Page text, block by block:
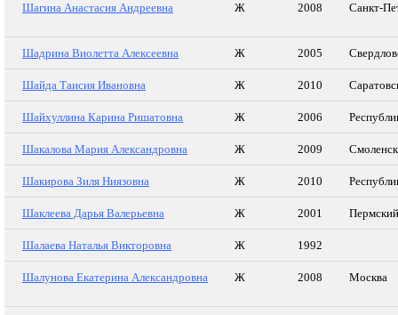
Шагина Анастасия Андреевна Ж 2008 Санкт-
Шадрина Виолетта Алексеевна Ж 2005
Шайда Таисия Ивановна Ж 2010
Шайхуллина Карина Ришатовна Ж 2006
Шакалова Мария Александровна Ж 2009
Шакирова Зиля Ниязовна Ж 2010
Шаклеева Дарья Валерьевна Ж 2001
Шалаева Наталья Викторовна Ж 1992
Шалунова Екатерина Александровна Ж 2008 Москва